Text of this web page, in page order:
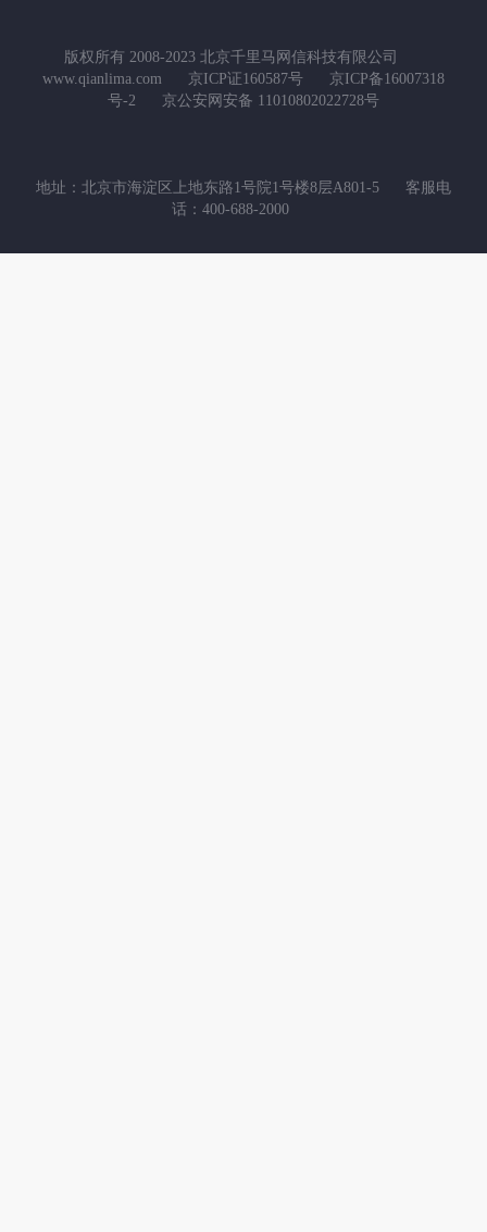
版权所有 2008-2023 北京千里马网信科技有限公司
www.qianlima.com
京ICP证160587号
京ICP备16007318
号-2
京公安网安备 11010802022728号
地址：北京市海淀区上地东路1号院1号楼8层A801-5
客服电
话：400-688-2000